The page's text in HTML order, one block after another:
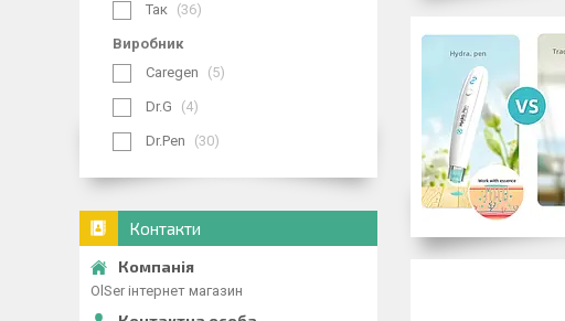
Так
36
Виробник
Caregen
5
Dr.G 4
Dr.Pen 30
Контакти
OlSer інтернет магазин